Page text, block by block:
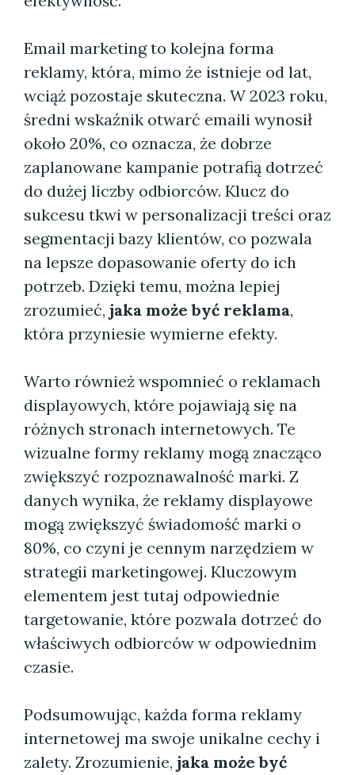
Email marketing to kolejna forma
reklamy, która, mimo że istnieje od lat,
wciąż pozostaje skuteczna. W 2023 roku,
średni wskaźnik otwarć emaili wynosił
około 20%, co oznacza, że dobrze
zaplanowane kampanie potrafią dotrzeć
do dużej liczby odbiorców. Klucz do
sukcesu tkwi w personalizacji treści oraz
segmentacji bazy klientów, co pozwala
na lepsze dopasowanie oferty do ich
potrzeb. Dzięki temu, można lepiej
zrozumieć, jaka może być reklama,
która przyniesie wymierne efekty.
Warto również wspomnieć o reklamach
displayowych, które pojawiają się na
różnych stronach internetowych. Te
wizualne formy reklamy mogą znacząco
zwiększyć rozpoznawalność marki. Z
danych wynika, że reklamy displayowe
mogą zwiększyć świadomość marki o
80%, co czyni je cennym narzędziem w
strategii marketingowej. Kluczowym
elementem jest tutaj odpowiednie
targetowanie, które pozwala dotrzeć do
właściwych odbiorców w odpowiednim
czasie.
Podsumowując, każda forma reklamy
internetowej ma swoje unikalne cechy i
zalety. Zrozumienie, jaka może być